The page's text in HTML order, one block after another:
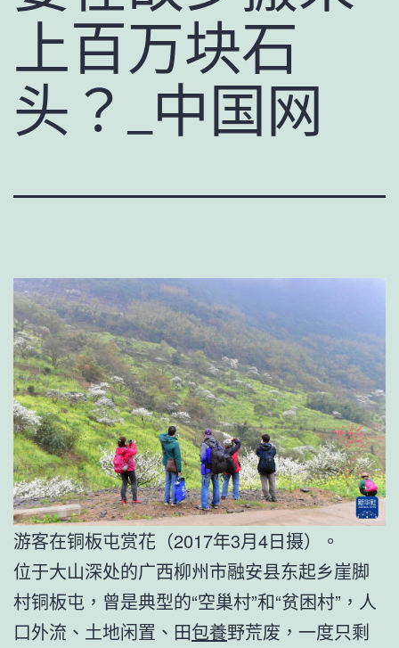
上百万块石
头？_中国网
游客在铜板屯赏花（2017年3月4日摄）。
位于大山深处的广西柳州市融安县东起乡崖脚
村铜板屯，曾是典型的“空巢村”和“贫困村”，人
口外流、土地闲置、田包養野荒废，一度只剩